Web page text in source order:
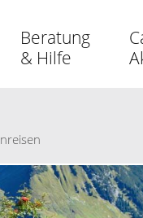
Beratung
& Hilfe